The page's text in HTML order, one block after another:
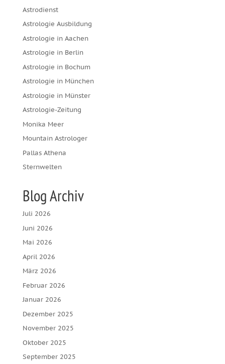
Astrodienst
Astrologie Ausbildung
Astrologie in Aachen
Astrologie in Berlin
Astrologie in Bochum
Astrologie in München
Astrologie in Münster
Astrologie-Zeitung
Monika Meer
Mountain Astrologer
Pallas Athena
Sternwelten
Blog Archiv
Juli 2026
Juni 2026
Mai 2026
April 2026
März 2026
Februar 2026
Januar 2026
Dezember 2025
November 2025
Oktober 2025
September 2025